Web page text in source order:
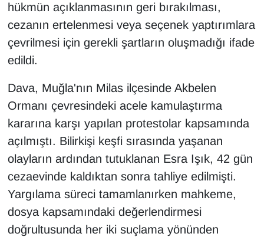
hükmün açıklanmasının geri bırakılması,
cezanın ertelenmesi veya seçenek yaptırımlara
çevrilmesi için gerekli şartların oluşmadığı ifade
edildi.
Dava, Muğla'nın Milas ilçesinde Akbelen
Ormanı çevresindeki acele kamulaştırma
kararına karşı yapılan protestolar kapsamında
açılmıştı. Bilirkişi keşfi sırasında yaşanan
olayların ardından tutuklanan Esra Işık, 42 gün
cezaevinde kaldıktan sonra tahliye edilmişti.
Yargılama süreci tamamlanırken mahkeme,
dosya kapsamındaki değerlendirmesi
doğrultusunda her iki suçlama yönünden